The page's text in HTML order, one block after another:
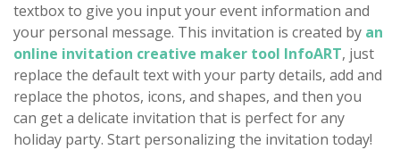
textbox to give you input your event information and
your personal message. This invitation is created by an
online invitation creative maker tool InfoART, just
replace the default text with your party details, add and
replace the photos, icons, and shapes, and then you
can get a delicate invitation that is perfect for any
holiday party. Start personalizing the invitation today!